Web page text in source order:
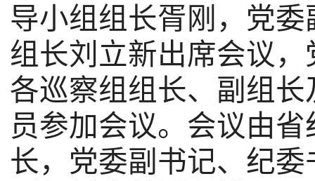
导小组组长胥刚，党
组长刘立新出席会议
各巡察组组长、副组
员参加会议。会议由
长，党委副书记、纪